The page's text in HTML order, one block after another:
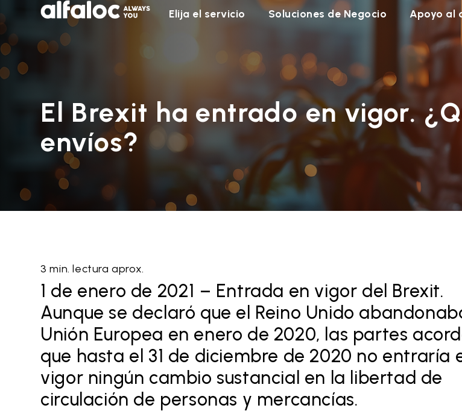
Elija el servicio Soluciones de Negocio Apoyo al
El Brexit ha entrado en vigor.
envíos?
3 min. lectura aprox.
1 de enero de 2021 – Entrada en vigor del Brexit.
Aunque se declaró que el Reino Unido
Unión Europea en enero de 2020, las partes
que hasta el 31 de diciembre de 2020 no entraría
vigor ningún cambio sustancial en la libertad de
circulación de personas y mercancías.